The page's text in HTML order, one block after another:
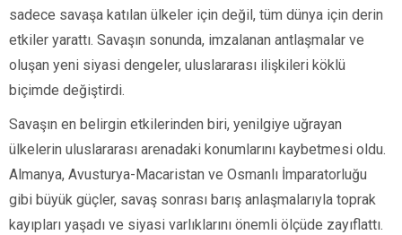
sadece savaşa katılan ülkeler için değil, tüm dünya için derin
etkiler yarattı. Savaşın sonunda, imzalanan antlaşmalar ve
oluşan yeni siyasi dengeler, uluslararası ilişkileri köklü
biçimde değiştirdi.
Savaşın en belirgin etkilerinden biri, yenilgiye uğrayan
ülkelerin uluslararası arenadaki konumlarını kaybetmesi oldu.
Almanya, Avusturya-Macaristan ve Osmanlı İmparatorluğu
gibi büyük güçler, savaş sonrası barış anlaşmalarıyla toprak
kayıpları yaşadı ve siyasi varlıklarını önemli ölçüde zayıflattı.